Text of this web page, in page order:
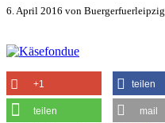
6. April 2016 von Buergerfuerleipzig
+1 teilen
teilen mail